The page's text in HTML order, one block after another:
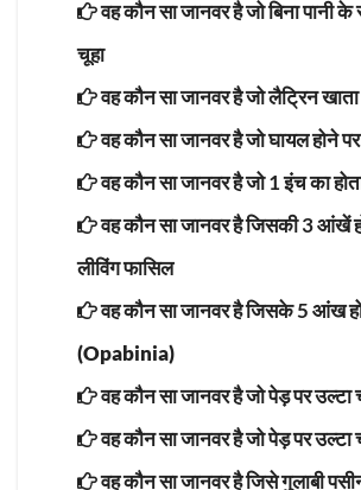
वह कौन सा जानवर है जो बिना पानी के
चूहा
वह कौन सा जानवर है जो लैट्रिन
वह कौन सा जानवर है जो घायल होने पर
वह कौन सा जानवर है जो 1 इंच का
वह कौन सा जानवर है जिसकी 3 आंखें
लीविंग फासिल
वह कौन सा जानवर है जिसके 5 आंख
(Opabinia)
वह कौन सा जानवर है जो पेड़ पर उल्टा
वह कौन सा जानवर है जो पेड़ पर उल्टा
वह कौन सा जानवर है जिसे गुलाबी